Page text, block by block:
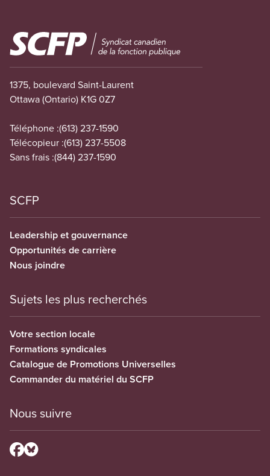
Image
1375, boulevard Saint-Laurent
Ottawa (Ontario) K1G 0Z7
Téléphone :(613) 237-1590
Télécopieur :(613) 237-5508
Sans frais :(844) 237-1590
SCFP
Leadership et gouvernance
Opportunités de carrière
Nous joindre
Sujets les plus recherchés
Votre section locale
Formations syndicales
Catalogue de Promotions Universelles
Commander du matériel du SCFP
Nous suivre